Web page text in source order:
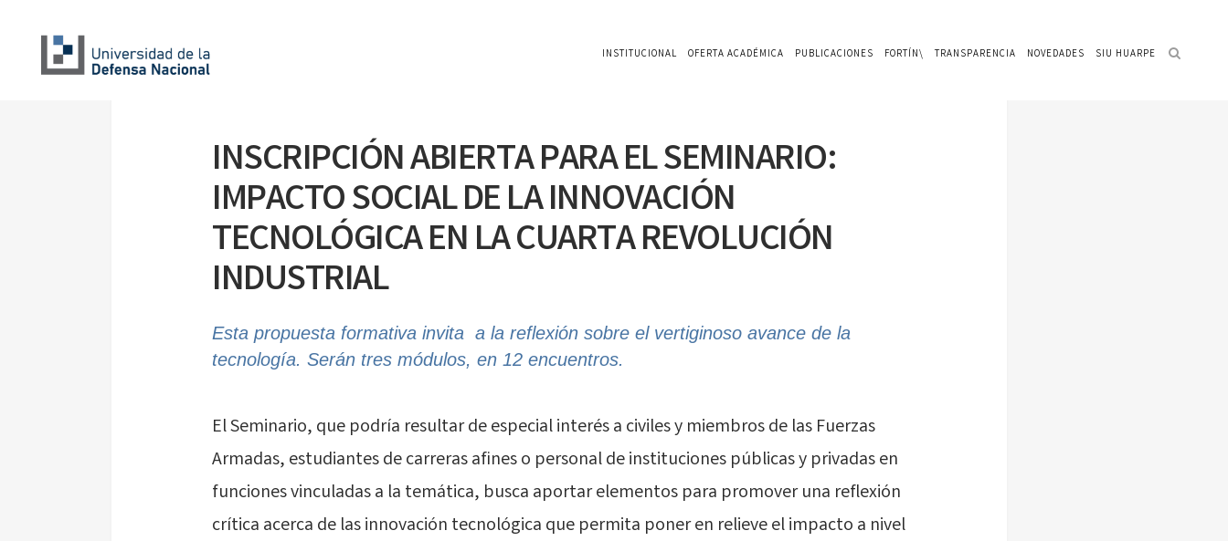
INSTITUCIONAL OFERTA ACADÉMICA PUBLICACIONES FORTÍN\ TRANSPARENCIA NOVEDADES SIU HUARPE
INSCRIPCIÓN ABIERTA PARA EL SEMINARIO:
IMPACTO SOCIAL DE LA INNOVACIÓN
TECNOLÓGICA EN LA CUARTA REVOLUCIÓN
INDUSTRIAL
Esta propuesta formativa invita a la reflexión sobre el vertiginoso avance de la
tecnología. Serán tres módulos, en 12 encuentros.
El Seminario, que podría resultar de especial interés a civiles y miembros de las Fuerzas
Armadas, estudiantes de carreras afines o personal de instituciones públicas y privadas en
funciones vinculadas a la temática, busca aportar elementos para promover una reflexión
crítica acerca de las innovación tecnológica que permita poner en relieve el impacto a nivel